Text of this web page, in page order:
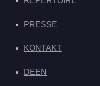
PRESSE
KONTAKT
DEEN